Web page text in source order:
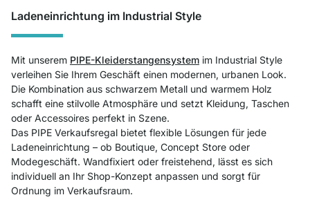
Ladeneinrichtung im Industrial Style
Mit unserem PIPE-Kleiderstangensystem im Industrial Style
verleihen Sie Ihrem Geschäft einen modernen, urbanen Look.
Die Kombination aus schwarzem Metall und warmem Holz
schafft eine stilvolle Atmosphäre und setzt Kleidung, Taschen
oder Accessoires perfekt in Szene.
Das PIPE Verkaufsregal bietet flexible Lösungen für jede
Ladeneinrichtung – ob Boutique, Concept Store oder
Modegeschäft. Wandfixiert oder freistehend, lässt es sich
individuell an Ihr Shop-Konzept anpassen und sorgt für
Ordnung im Verkaufsraum.